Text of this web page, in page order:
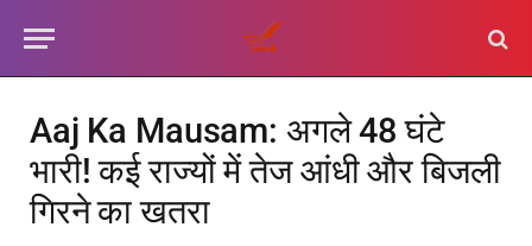
Aaj Ka Mausam: अगले 48 घंटे
भारी! कई राज्यों में तेज आंधी और बिजली
गिरने का खतरा